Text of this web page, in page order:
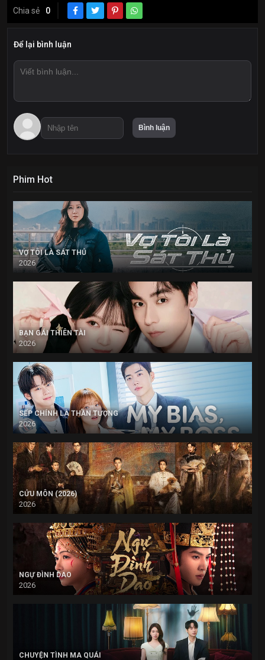
Chia sẻ 0
Để lại bình luận
Phim Hot
VỢ TÔI LÀ SÁT THỦ
2026
BẠN GÁI THIÊN TÀI
2026
SẾP CHÍNH LÀ THẦN TƯỢNG
2026
CỬU MÔN (2026)
2026
NGỰ ĐÌNH DAO
2026
CHUYỆN TÌNH MA QUÁI